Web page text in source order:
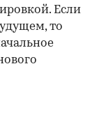
Если
то